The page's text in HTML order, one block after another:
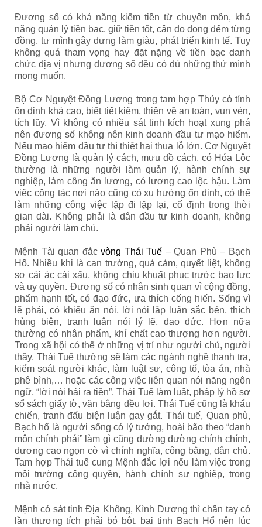
Đương số có khả năng kiếm tiền từ chuyên môn, khả
năng quản lý tiền bạc, giữ tiền tốt, cân đo đong đếm từng
đồng, tự mình gây dựng làm giàu, phát triển kinh tế. Tuy
không quá tham vọng hay đặt nặng về tiền bạc danh
chức địa vị nhưng đương số đều có đủ những thứ mình
mong muốn.
Bộ Cơ Nguyệt Đồng Lương trong tam hợp Thủy có tính
ổn định khá cao, biết tiết kiệm, thiên về an toàn, vun vén,
tích lũy. Vì không có nhiều sát tinh kích hoạt xung phá
nên đương số không nên kinh doanh đầu tư mạo hiểm.
Nếu mạo hiểm đầu tư thì thiệt hại thua lỗ lớn. Cơ Nguyệt
Đồng Lương là quản lý cách, mưu đồ cách, có Hóa Lộc
thường là những người làm quản lý, hành chính sự
nghiệp, làm công ăn lương, có lương cao lộc hậu. Làm
việc công tác nơi nào cũng có xu hướng ổn định, có thể
làm những công việc lặp đi lặp lại, cố định trong thời
gian dài. Không phải là dân đầu tư kinh doanh, không
phải người làm chủ.
Mệnh Tài quan đắcvòng Thái Tuế – Quan Phù – Bạch
Hổ. Nhiều khi là can trường, quả cảm, quyết liệt, không
sợ cái ác cái xấu, không chịu khuất phục trước bạo lực
và uy quyền. Đương số có nhân sinh quan vì cộng đồng,
phẩm hạnh tốt, có đạo đức, ưa thích cống hiến. Sống vì
lẽ phải, có khiếu ăn nói, lời nói lập luận sắc bén, thích
hùng biện, tranh luận nói lý lẽ, đạo đức. Hơn nữa
thường có nhân phẩm, khí chất cao thượng hơn người.
Trong xã hội có thể ở những vị trí như người chủ, người
thầy. Thái Tuế thường sẽ làm các ngành nghề thanh tra,
kiểm soát người khác, làm luật sư, công tố, tòa án, nhà
phê bình,… hoặc các công việc liên quan nói năng ngôn
ngữ, “lời nói hái ra tiền”. Thái Tuế làm luật, pháp lý hồ sơ
sổ sách giấy tờ, văn bằng đều lợi. Thái Tuế cũng là khẩu
chiến, tranh đấu biện luận gay gắt. Thái tuế, Quan phù,
Bạch hổ là người sống có lý tưởng, hoài bão theo “danh
môn chính phái” làm gì cũng đường đường chính chính,
dương cao ngọn cờ vì chính nghĩa, công bằng, dân chủ.
Tam hợp Thái tuế cung Mệnh đắc lợi nếu làm việc trong
môi trường công quyền, hành chính sự nghiệp, trong
nhà nước.
Mệnh có sát tinh Địa Không, Kình Dương thì chân tay có
lần thương tích phải bó bột, bại tinh Bạch Hổ nên lúc